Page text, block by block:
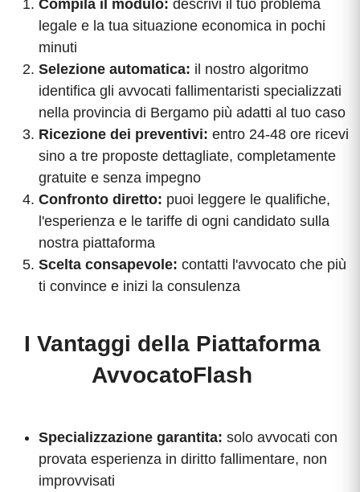
Compila il modulo: descrivi il tuo problema
legale e la tua situazione economica in pochi
minuti
Selezione automatica: il nostro algoritmo
identifica gli avvocati fallimentaristi specializzati
nella provincia di Bergamo più adatti al tuo caso
Ricezione dei preventivi: entro 24-48 ore ricevi
sino a tre proposte dettagliate, completamente
gratuite e senza impegno
Confronto diretto: puoi leggere le qualifiche,
l'esperienza e le tariffe di ogni candidato sulla
nostra piattaforma
Scelta consapevole: contatti l'avvocato che più
ti convince e inizi la consulenza
I Vantaggi della Piattaforma
AvvocatoFlash
Specializzazione garantita: solo avvocati con
provata esperienza in diritto fallimentare, non
improvvisati